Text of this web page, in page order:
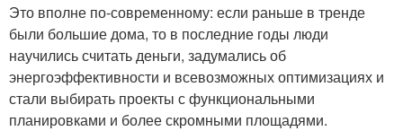
Это вполне по-современному: если раньше в тренде
были большие дома, то в последние годы люди
научились считать деньги, задумались об
энергоэффективности и всевозможных оптимизациях и
стали выбирать проекты с функциональными
планировками и более скромными площадями.